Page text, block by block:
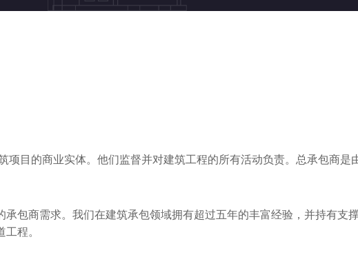
项目的商业实体。他们监督并对建筑工程的所有活动负责。总承包商
包商需求。我们在建筑承包领域拥有超过五年的丰富经验，并持有支
程。